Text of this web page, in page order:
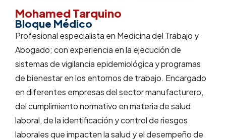
Mohamed Tarquino
Bloque Médico
Profesional especialista en Medicina del Trabajo y
Abogado; con experiencia en la ejecución de
sistemas de vigilancia epidemiológica y programas
de bienestar en los entornos de trabajo. Encargado
en diferentes empresas del sector manufacturero,
del cumplimiento normativo en materia de salud
laboral, de la identificación y control de riesgos
laborales que impacten la salud y el desempeño de